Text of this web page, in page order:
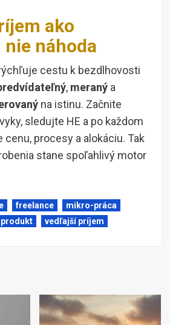
ako
náhoda
cestu k bezdlhovosti
, meraný a
na istinu. Začnite
sledujte HE a po každom
procesy a alokáciu. Tak
stane spoľahlivý motor
freelance
mikro-práca
produkt vedľajší príjem